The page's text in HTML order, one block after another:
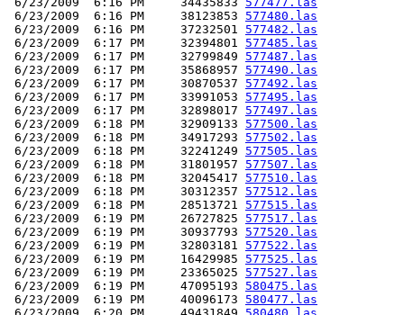
6/23/2009  6:16 PM     38123853 577480.las
6/23/2009  6:16 PM     37232501 577482.las
6/23/2009  6:17 PM     32394801 577485.las
6/23/2009  6:17 PM     32799849 577487.las
6/23/2009  6:17 PM     35868957 577490.las
6/23/2009  6:17 PM     30870537 577492.las
6/23/2009  6:17 PM     33991053 577495.las
6/23/2009  6:17 PM     32898017 577497.las
6/23/2009  6:18 PM     32909133 577500.las
6/23/2009  6:18 PM     34917293 577502.las
6/23/2009  6:18 PM     32241249 577505.las
6/23/2009  6:18 PM     31801957 577507.las
6/23/2009  6:18 PM     32045417 577510.las
6/23/2009  6:18 PM     30312357 577512.las
6/23/2009  6:18 PM     28513721 577515.las
6/23/2009  6:19 PM     26727825 577517.las
6/23/2009  6:19 PM     30937793 577520.las
6/23/2009  6:19 PM     32803181 577522.las
6/23/2009  6:19 PM     16429985 577525.las
6/23/2009  6:19 PM     23365025 577527.las
6/23/2009  6:19 PM     47095193 580475.las
6/23/2009  6:19 PM     40096173 580477.las